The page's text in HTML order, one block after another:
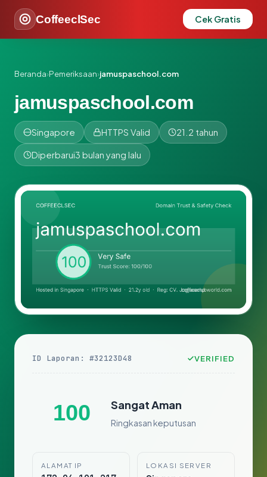
CoffeeclSec Cek Gratis
Beranda›Pemeriksaan›jamuspaschool.com
jamuspaschool.com
Singapore HTTPS Valid 21.2 tahun
Diperbarui3 bulan yang lalu
ID Laporan: #32123D48 VERIFIED
100 Sangat Aman
Ringkasan keputusan
ALAMAT IP LOKASI SERVER